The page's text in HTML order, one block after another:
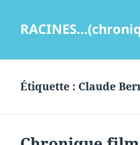
Étiquette : Claude